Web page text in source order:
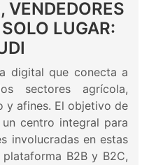
VENDEDORES
LUGAR:
digital que conecta a
sectores agrícola,
y afines. El objetivo de
centro integral para
involucradas en estas
B2B y B2C,